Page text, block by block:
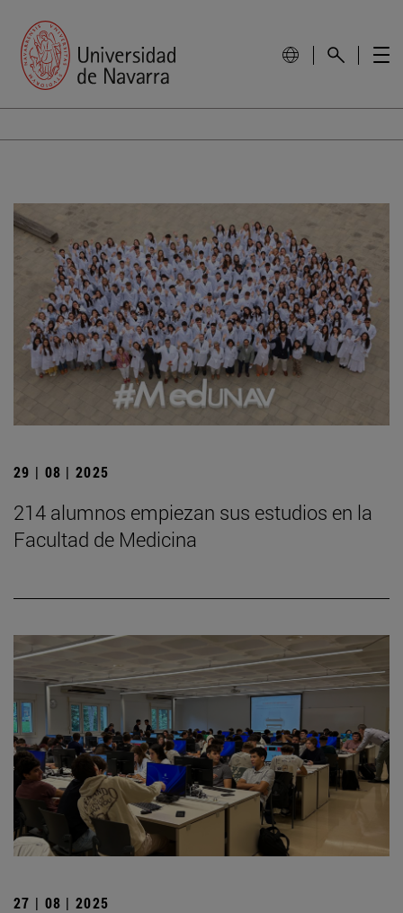
29 | 08 | 2025
214 alumnos empiezan sus estudios en la
Facultad de Medicina
27 | 08 | 2025